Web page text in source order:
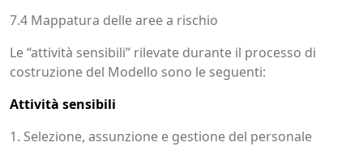
7.4 Mappatura delle aree a rischio
Le “attività sensibili” rilevate durante il processo di
costruzione del Modello sono le seguenti:
Attività sensibili
1. Selezione, assunzione e gestione del personale